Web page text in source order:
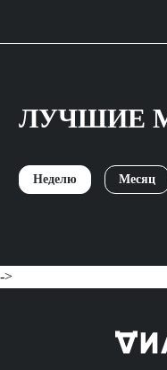
ЛУЧШИЕ
Неделю Месяц
->